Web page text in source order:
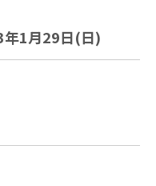
1月29日(日)